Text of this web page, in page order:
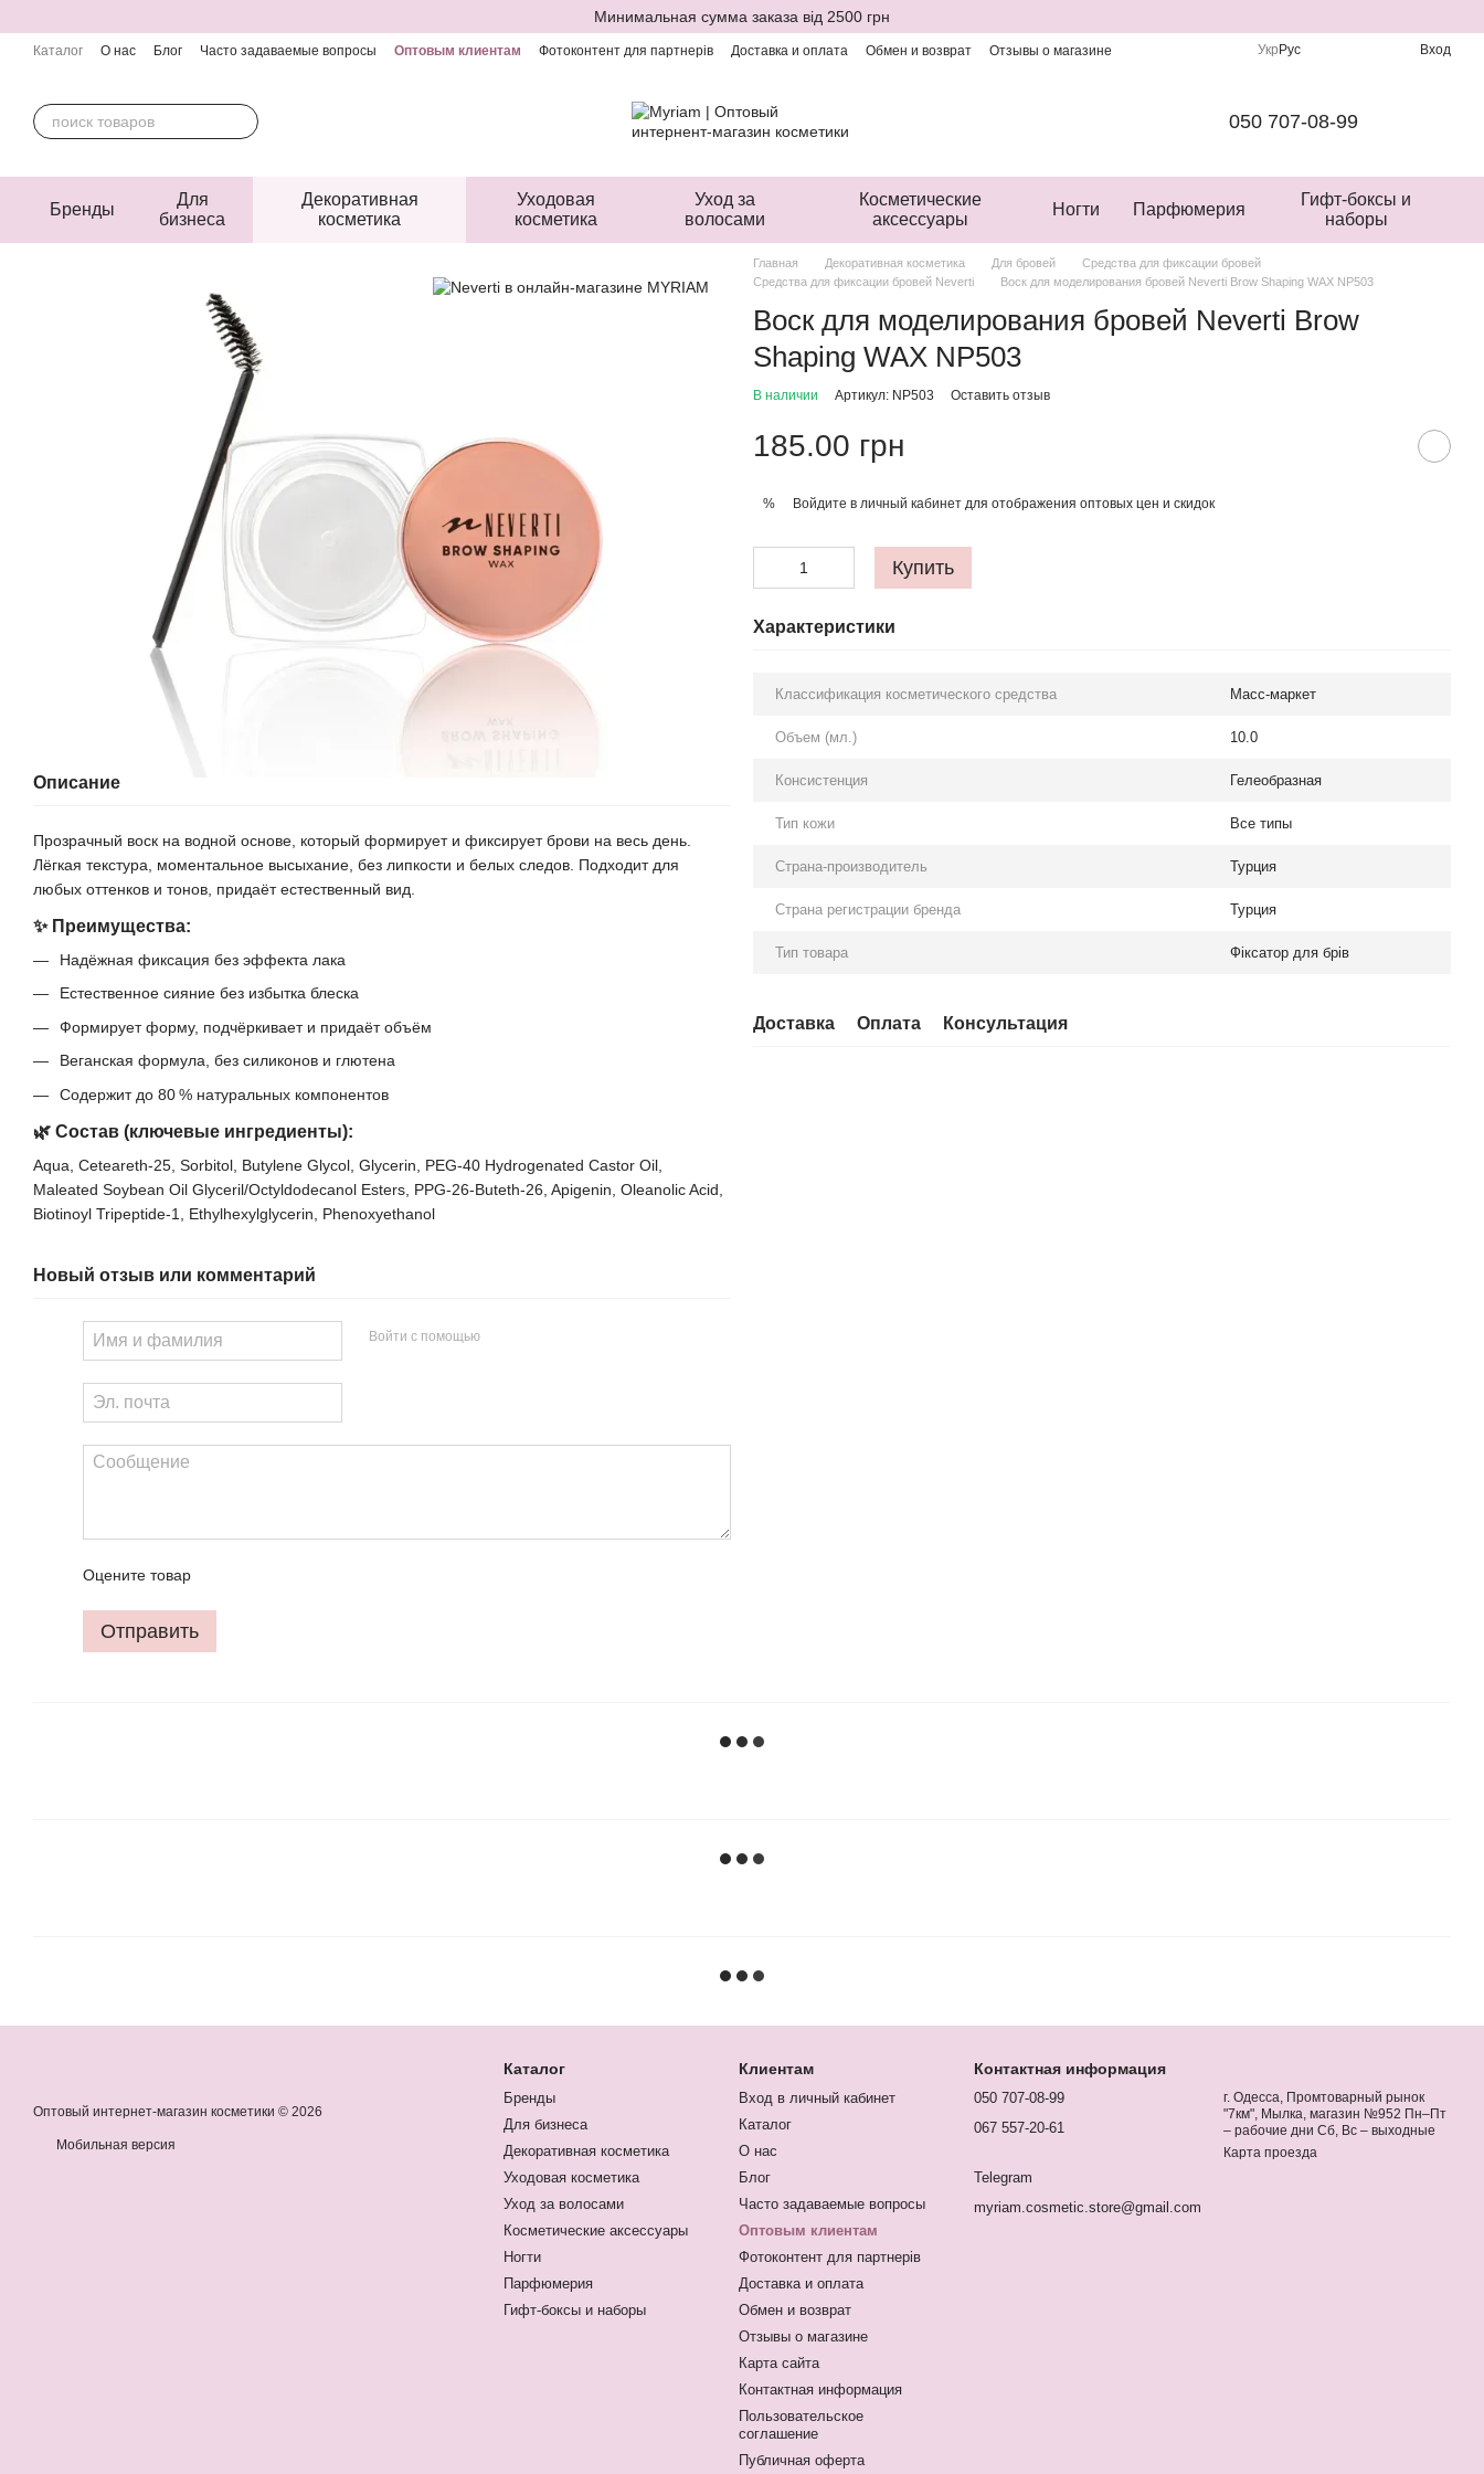
Минимальная сумма заказа від 2500 грн
Каталог О нас Блог Часто задаваемые вопросы Оптовым клиентам Фотоконтент для партнерів Доставка и оплата Обмен и возврат
Отзывы о магазине
Укр Рус Вход
050 707-08-99
Бренды
Для
бизнеса
Декоративная
косметика
Уходовая
косметика
Уход за
волосами
Косметические
аксессуары
Ногти Парфюмерия
Гифт-боксы и
наборы
Описание
Прозрачный воск на водной основе, который формирует и фиксирует брови на весь день.
Лёгкая текстура, моментальное высыхание, без липкости и белых следов. Подходит для
любых оттенков и тонов, придаёт естественный вид.
✨ Преимущества:
Надёжная фиксация без эффекта лака
Естественное сияние без избытка блеска
Формирует форму, подчёркивает и придаёт объём
Веганская формула, без силиконов и глютена
Содержит до 80 % натуральных компонентов
🌿 Состав (ключевые ингредиенты):
Aqua, Ceteareth‑25, Sorbitol, Butylene Glycol, Glycerin, PEG‑40 Hydrogenated Castor Oil,
Maleated Soybean Oil Glyceril/Octyldodecanol Esters, PPG‑26‑Buteth‑26, Apigenin, Oleanolic Acid,
Biotinoyl Tripeptide‑1, Ethylhexylglycerin, Phenoxyethanol
Новый отзыв или комментарий
Войти с помощью
Оцените товар
Отправить
Главная Декоративная косметика Для бровей
Средства для фиксации бровей
Средства для фиксации бровей Neverti
Воск для моделирования бровей Neverti Brow Shaping WAX NP503
Воск для моделирования бровей Neverti Brow
Shaping WAX NP503
В наличии Артикул: NP503 Оставить отзыв
185.00 грн
% Войдите в личный кабинет для отображения оптовых цен и скидок
Купить
Характеристики
Классификация косметического средства Масс-маркет
Объем (мл.) 10.0
Консистенция Гелеобразная
Тип кожи Все типы
Страна-производитель Турция
Страна регистрации бренда Турция
Тип товара Фіксатор для брів
Доставка Оплата Консультация
Оптовый интернет-магазин косметики © 2026
Мобильная версия
Каталог
Бренды
Для бизнеса
Декоративная косметика
Уходовая косметика
Уход за волосами
Косметические аксессуары
Ногти
Парфюмерия
Гифт-боксы и наборы
Клиентам
Вход в личный кабинет
Каталог
О нас
Блог
Часто задаваемые вопросы
Оптовым клиентам
Фотоконтент для партнерів
Доставка и оплата
Обмен и возврат
Отзывы о магазине
Карта сайта
Контактная информация
Пользовательское
соглашение
Публичная оферта
Контактная информация
050 707-08-99
067 557-20-61
Telegram
myriam.cosmetic.store@gmail.com
г. Одесса, Промтоварный рынок
"7км", Мылка, магазин №952 Пн–Пт
– рабочие дни Сб, Вс – выходные
Карта проезда